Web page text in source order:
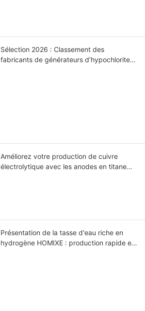
Sélection 2026 : Classement des
fabricants de générateurs d’hypochlorite
Améliorez votre production de cuivre
électrolytique avec les anodes en titane
Présentation de la tasse d'eau riche en
hydrogène HOMIXE : production rapide et